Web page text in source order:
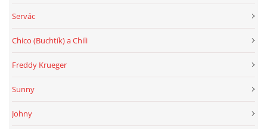
Servác
Chico (Buchtík) a Chili
Freddy Krueger
Sunny
Johny